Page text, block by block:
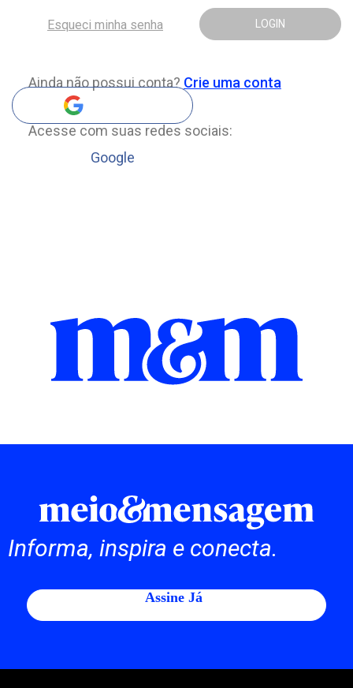
LOGIN
Esqueci minha senha
Ainda não possui conta? Crie uma conta
Acesse com suas redes sociais:
Google
Informa, inspira e conecta.
Assine Já